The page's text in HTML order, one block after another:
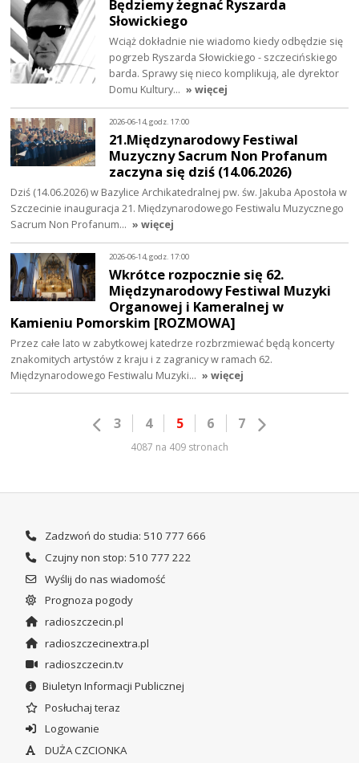
Będziemy żegnać Ryszarda
Słowickiego
Wciąż dokładnie nie wiadomo kiedy odbędzie się
pogrzeb Ryszarda Słowickiego - szczecińskiego
barda. Sprawy się nieco komplikują, ale dyrektor
Domu Kultury… » więcej
2026-06-14, godz. 17:00
21.Międzynarodowy Festiwal
Muzyczny Sacrum Non Profanum
zaczyna się dziś (14.06.2026)
Dziś (14.06.2026) w Bazylice Archikatedralnej pw. św. Jakuba Apostoła w
Szczecinie inauguracja 21. Międzynarodowego Festiwalu Muzycznego
Sacrum Non Profanum… » więcej
2026-06-14, godz. 17:00
Wkrótce rozpocznie się 62.
Międzynarodowy Festiwal Muzyki
Organowej i Kameralnej w
Kamieniu Pomorskim [ROZMOWA]
Przez całe lato w zabytkowej katedrze rozbrzmiewać będą koncerty
znakomitych artystów z kraju i z zagranicy w ramach 62.
Międzynarodowego Festiwalu Muzyki… » więcej
3 4 5 6 7
4087 na 409 stronach
Zadzwoń do studia: 510 777 666
Czujny non stop: 510 777 222
Wyślij do nas wiadomość
Prognoza pogody
radioszczecin.pl
radioszczecinextra.pl
radioszczecin.tv
Biuletyn Informacji Publicznej
Posłuchaj teraz
Logowanie
DUŻA CZCIONKA